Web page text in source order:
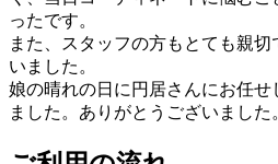
ったです。
また、スタッフの方もとても親
いました。
娘の晴れの日に円居さんにお任
ました。ありがとうございました